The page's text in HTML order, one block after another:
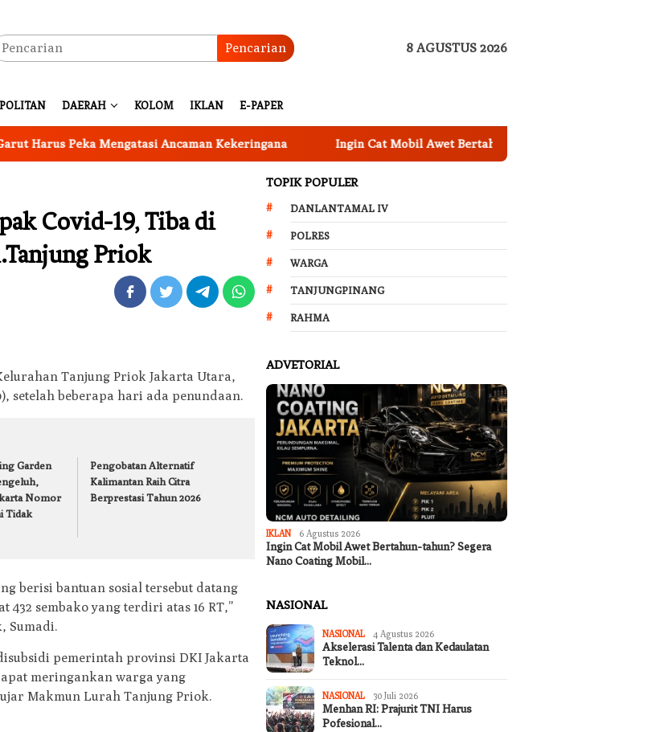
Pencarian 8 AGUSTUS 2026
DAERAH KOLOM IKLAN E-PAPER
Peka Mengatasi Ancaman Kekeringana Ingin Cat Mobil Awet Bertahun-tahun? Segera Nano Coating Mobil
Covid-19, Tiba di
Priok
Tanjung Priok Jakarta Utara,
setelah beberapa hari ada penundaan.
Garden
Nomor
Tidak
Pengobatan Alternatif
Kalimantan Raih Citra
Berprestasi Tahun 2026
berisi bantuan sosial tersebut datang
432 sembako yang terdiri atas 16 RT,”
Sumadi.
pemerintah provinsi DKI Jakarta
meringankan warga yang
Makmun Lurah Tanjung Priok.
TOPIK POPULER
DANLANTAMAL IV
POLRES
WARGA
TANJUNGPINANG
RAHMA
ADVETORIAL
IKLAN 6 Agustus 2026
Ingin Cat Mobil Awet Bertahun-tahun? Segera
Nano Coating Mobil…
NASIONAL
NASIONAL 4 Agustus 2026
Akselerasi Talenta dan Kedaulatan
Teknol…
NASIONAL 30 Juli 2026
Menhan RI: Prajurit TNI Harus
Pofesional…